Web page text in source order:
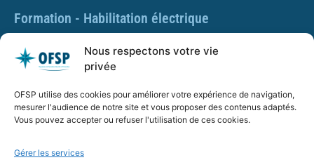
Nous respectons votre vie
privée
OFSP utilise des cookies pour améliorer votre expérience de navigation,
mesurer l'audience de notre site et vous proposer des contenus adaptés.
Vous pouvez accepter ou refuser l'utilisation de ces cookies.
Gérer les services
Formation - Habilitation électrique
Formation - Gestes et postures
Formation Gestes et Postures - Prévention des TMS
PLAQUETTE DE PRÉSENTATION OFSP